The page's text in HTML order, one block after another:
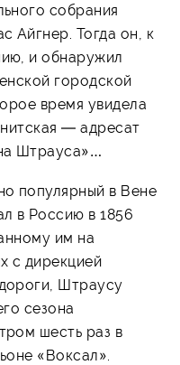
собрания
Айгнер. Тогда он, к
и обнаружил
городской
время увидела
— адресат
Штрауса»…
популярный в Вене
в Россию в 1856
им на
с дирекцией
Штраусу
сезона
шесть раз в
«Воксал».